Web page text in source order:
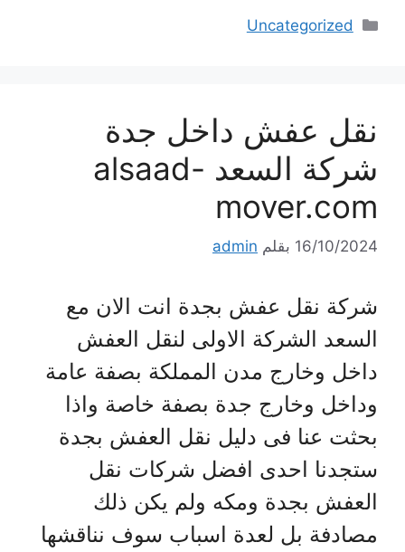
التصنيفات
Uncategorized
نقل عفش داخل جدة
شركة السعد alsaad-
mover.com
16/10/2024 بقلم admin
شركة نقل عفش بجدة انت الان مع
السعد الشركة الاولى لنقل العفش
داخل وخارج مدن المملكة بصفة عامة
وداخل وخارج جدة بصفة خاصة واذا
بحثت عنا فى دليل نقل العفش بجدة
ستجدنا احدى افضل شركات نقل
العفش بجدة ومكه ولم يكن ذلك
مصادفة بل لعدة اسباب سوف نناقشها